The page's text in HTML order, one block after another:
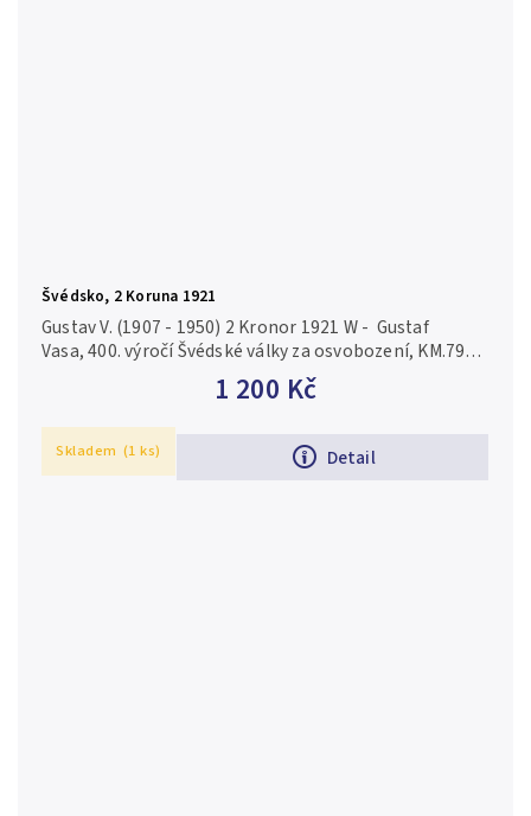
Švédsko, 2 Koruna 1921
1 200 Kč
Detail
Gustav V. (1907 - 1950) 2 Kronor 1921 W - Gustaf
Vasa, 400. výročí Švédské války za osvobození, KM.799,
luxusní zachovalost, ražební lesk, patina, nep. rysky
Skladem (1 ks)